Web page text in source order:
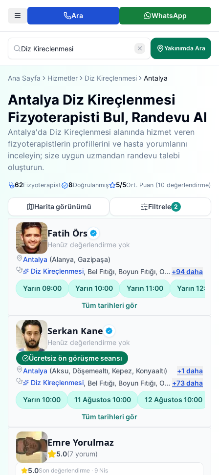
Ara WhatsApp
Yakınımda Ara
Ana Sayfa Hizmetler Diz Kireçlenmesi Antalya
Antalya Diz Kireçlenmesi
Fizyoterapisti Bul, Randevu Al
Antalya'da Diz Kireçlenmesi alanında hizmet veren
fizyoterapistlerin profillerini ve hasta yorumlarını
inceleyin; size uygun uzmandan randevu talebi
oluşturun.
62Fizyoterapist 8Doğrulanmış 5/5Ort. Puan (10 değerlendirme)
Harita görünümü Filtrele 2
Fatih Örs Doğrulanmış
Fizyoterapist
Henüz değerlendirme yok
Antalya (Alanya, Gazipaşa)
Diz Kireçlenmesi, Bel Fıtığı, Boyun Fıtığı, Omuz Bağ Yaralanması +94daha
Yarın 09:00 Yarın 10:00 Yarın 11:00 Yarın 12:00
Tüm tarihleri gör
Serkan Kane Doğrulanmış
Fizyoterapist
Henüz değerlendirme yok
Ücretsiz ön görüşme seansı
Antalya (Aksu, Döşemealtı, Kepez, Konyaaltı) +1 daha
Diz Kireçlenmesi, Bel Fıtığı, Boyun Fıtığı, Omuz Bağ Yaralanması +73daha
Yarın 10:00 11 Ağustos 10:00 12 Ağustos 10:00
Tüm tarihleri gör
Emre Yorulmaz
Fizyoterapist
5.0(7 yorum)
5.0Son değerlendirme · 9 Nis